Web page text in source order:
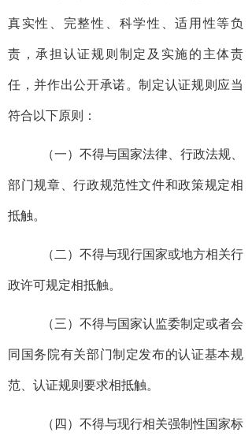
真实性、完整性、科学性、适用性等负
责，承担认证规则制定及实施的主体责
任，并作出公开承诺。制定认证规则应当
符合以下原则：
（一）不得与国家法律、行政法规、
部门规章、行政规范性文件和政策规定相
抵触。
（二）不得与现行国家或地方相关行
政许可规定相抵触。
（三）不得与国家认监委制定或者会
同国务院有关部门制定发布的认证基本规
范、认证规则要求相抵触。
（四）不得与现行相关强制性国家标